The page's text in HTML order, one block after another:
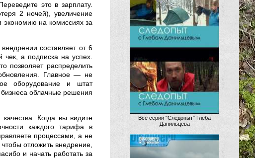
это в зарплату.
2 ночей), увеличение
экономию на комиссиях за
составляет от 6
а подписка на успех.
позволяет распределить
Главное — не
оборудование и штат
облачные решения
Когда вы видите
каждого тарифа в
процессами, а не
отложить внедрение,
и начать работать за
Все серии "Следопыт" Глеба
Данильцева